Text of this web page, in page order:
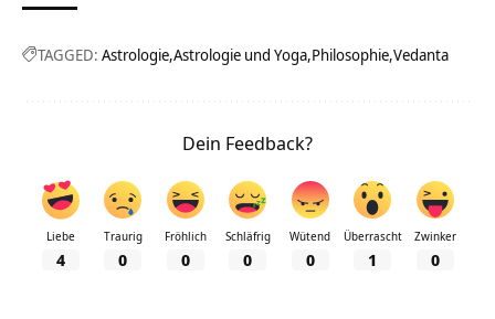
TAGGED: Astrologie Astrologie und Yoga Philosophie Vedanta
Dein Feedback?
Liebe
4
Traurig
0
Fröhlich
0
Schläfrig
0
Wütend
0
Überrascht
1
Zwinker
0